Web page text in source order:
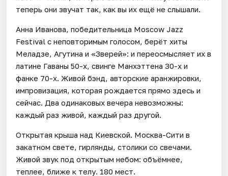
теперь они звучат так, как вы их ещё не слышали.
Анна Иванова, победительница Moscow Jazz
Festival с неповторимым голосом, берёт хиты
Меладзе, Агутина и «Зверей»: и переосмысляет их в
латине Гаваны 50-х, свинге Манхэттена 30-х и
фанке 70-х. Живой бэнд, авторские аранжировки,
импровизация, которая рождается прямо здесь и
сейчас. Два одинаковых вечера невозможны:
каждый раз живой, каждый раз другой.
Открытая крыша над Киевской. Москва-Сити в
закатном свете, гирлянды, столики со свечами.
Живой звук под открытым небом: объёмнее,
теплее, ближе к телу. 180 мест.